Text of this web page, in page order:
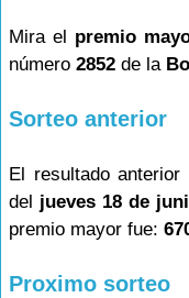
Mira el premio
número 2852 de la
Sorteo anterior
El resultado anterior
del jueves 18 de
premio mayor fue:
Proximo sorteo